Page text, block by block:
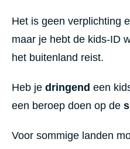
Het is geen verplichting
maar je hebt de kids-ID
het buitenland reist.
Heb je dringend een
een beroep doen op de
Voor sommige landen